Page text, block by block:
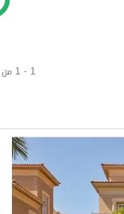
1 - 1 من 1 تاون هاوس